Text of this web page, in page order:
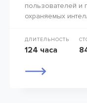
пользователей и
охраняемых
ДЛИТЕЛЬНОСТЬ
124 часа